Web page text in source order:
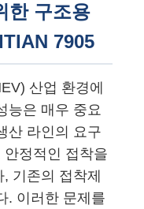
한 구조용
7905
산업 환경에
능은 매우 중요
산 라인의 요구
정적인 접착을
기존의 접착제
. 이러한 문제를